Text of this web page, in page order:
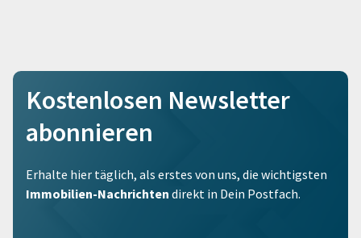
Kostenlosen Newsletter
abonnieren
Erhalte hier täglich, als erstes von uns, die wichtigsten
Immobilien-Nachrichten direkt in Dein Postfach.